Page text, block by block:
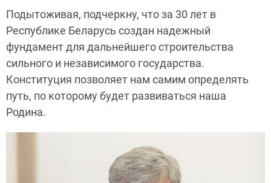
Подытоживая, подчеркну, что за 30 лет в
Республике Беларусь создан надежный
фундамент для дальнейшего строительства
сильного и независимого государства.
Конституция позволяет нам самим определять
путь, по которому будет развиваться наша
Родина.